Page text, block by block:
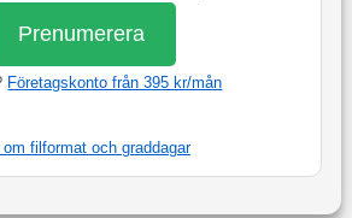
Prenumerera
Företagskonto från 395 kr/mån
om filformat och graddagar